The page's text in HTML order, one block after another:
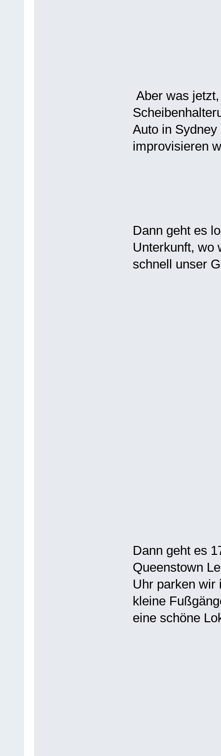
Aber was
Auto in
improvisieren
Dann geht es
Unterkunft, wo
schnell unser
Dann geht es
Queenstown
Uhr parken wir
kleine
eine schöne